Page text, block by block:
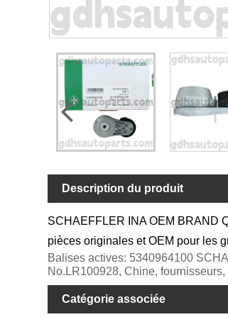
Description du produit
SCHAEFFLER INA OEM BRAND
pièces originales et OEM pour les
Balises actives: 5340964100
No.LR100928, Chine,
Catégorie associée